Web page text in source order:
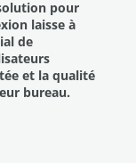
pour
laisse à
de
et la qualité
bureau.